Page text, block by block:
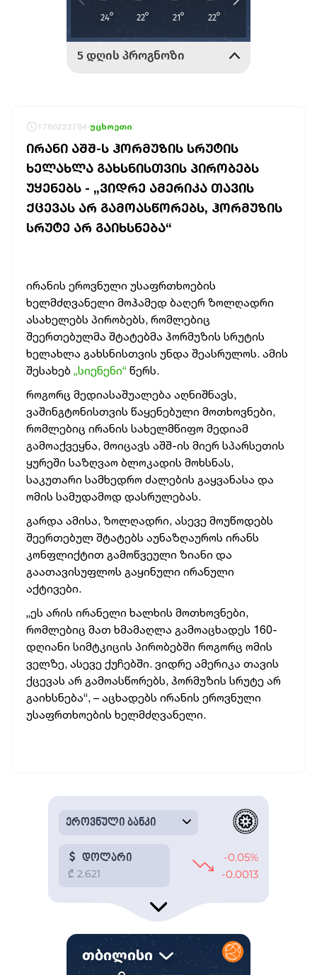
1786222784 უცხოეთი
ᲘᲠᲐᲜᲘ ᲐᲨᲨ-Ს ᲰᲝᲠᲛᲣᲖᲘᲡ ᲡᲠᲣᲢᲘᲡ
ᲮᲔᲚᲐᲮᲚᲐ ᲒᲐᲮᲡᲜᲘᲡᲗᲕᲘᲡ ᲞᲘᲠᲝᲑᲔᲑᲡ
ᲣᲧᲔᲜᲔᲑᲡ - „ᲕᲘᲓᲠᲔ ᲐᲛᲔᲠᲘᲙᲐ ᲗᲐᲕᲘᲡ
ᲥᲪᲔᲕᲐᲡ ᲐᲠ ᲒᲐᲛᲝᲐᲡᲬᲝᲠᲔᲑᲡ, ᲰᲝᲠᲛᲣᲖᲘᲡ
ᲡᲠᲣᲢᲔ ᲐᲠ ᲒᲐᲘᲮᲡᲜᲔᲑᲐ“
ირანის ეროვნული უსაფრთხოების
ხელმძღვანელი მოჰამედ ბაღერ ზოლღადრი
ასახელებს პირობებს, რომლებიც
შეერთებულმა შტატებმა ჰორმუზის სრუტის
ხელახლა გახსნისთვის უნდა შეასრულოს. ამის
შესახებ „სიენენი“ წერს.
როგორც მედიასაშუალება აღნიშნავს,
ვაშინგტონისთვის წაყენებული მოთხოვნები,
რომლებიც ირანის სახელმწიფო მედიამ
გამოაქვეყნა, მოიცავს აშშ-ის მიერ სპარსეთის
ყურეში საზღვაო ბლოკადის მოხსნას,
საკუთარი სამხედრო ძალების გაყვანასა და
ომის სამუდამოდ დასრულებას.
გარდა ამისა, ზოლღადრი, ასევე მოუწოდებს
შეერთებულ შტატებს აუნაზღაუროს ირანს
კონფლიქტით გამოწვეული ზიანი და
გაათავისუფლოს გაყინული ირანული
აქტივები.
„ეს არის ირანელი ხალხის მოთხოვნები,
რომლებიც მათ ხმამაღლა გამოაცხადეს 160-
დღიანი სიმტკიცის პირობებში როგორც ომის
ველზე, ასევე ქუჩებში. ვიდრე ამერიკა თავის
ქცევას არ გამოასწორებს, ჰორმუზის სრუტე არ
გაიხსნება“, – აცხადებს ირანის ეროვნული
უსაფრთხოების ხელმძღვანელი.